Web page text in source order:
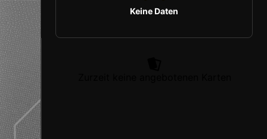
Keine Daten